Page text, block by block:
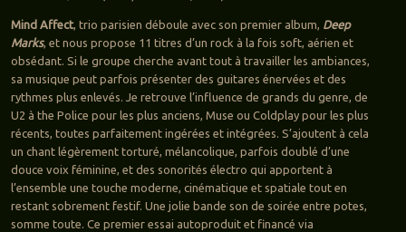
Mind Affect, trio parisien déboule avec son premier album, Deep
Marks, et nous propose 11 titres d’un rock à la fois soft, aérien et
obsédant. Si le groupe cherche avant tout à travailler les ambiances,
sa musique peut parfois présenter des guitares énervées et des
rythmes plus enlevés. Je retrouve l’influence de grands du genre, de
U2 à the Police pour les plus anciens, Muse ou Coldplay pour les plus
récents, toutes parfaitement ingérées et intégrées. S’ajoutent à cela
un chant légèrement torturé, mélancolique, parfois doublé d’une
douce voix féminine, et des sonorités électro qui apportent à
l’ensemble une touche moderne, cinématique et spatiale tout en
restant sobrement festif. Une jolie bande son de soirée entre potes,
somme toute. Ce premier essai autoproduit et financé via